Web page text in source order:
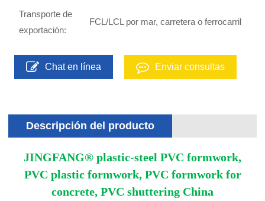
Transporte de
exportación:
FCL/LCL por mar, carretera o ferrocarril
Chat en línea Enviar consultas
Descripción del producto
JINGFANG® plastic-steel PVC formwork,
PVC plastic formwork, PVC formwork for
concrete, PVC shuttering China